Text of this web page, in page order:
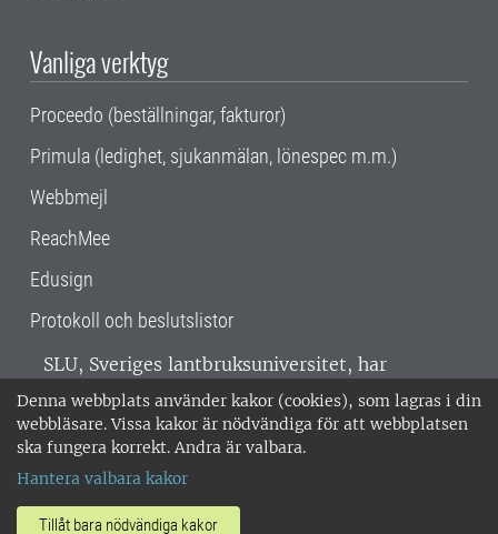
Denna webbplats använder kakor (cookies), som lagras i din
webbläsare. Vissa kakor är nödvändiga för att webbplatsen
ska fungera korrekt. Andra är valbara.
Hantera valbara kakor
Tillåt bara nödvändiga kakor
Vanliga verktyg
Proceedo (beställningar, fakturor)
Primula (ledighet, sjukanmälan, lönespec m.m.)
Webbmejl
ReachMee
Edusign
Protokoll och beslutslistor
SLU, Sveriges lantbruksuniversitet, har
verksamhet över hela Sverige. Huvudorter är
Alnarp, Uppsala och Umeå.SLU är
miljöcertifierat enligt ISO 14001. •
018-67 10 00 • Org nr: 202100-2817 •
Om SLU:s webbplatser